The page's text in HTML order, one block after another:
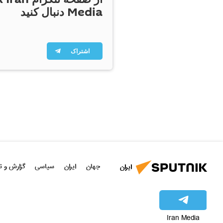
Media دنبال کنید
اشتراک
ایران جهان ایران سیاسی گزارش و
Iran Media